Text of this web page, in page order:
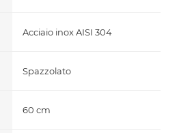
Acciaio inox AISI 304
Spazzolato
60 cm